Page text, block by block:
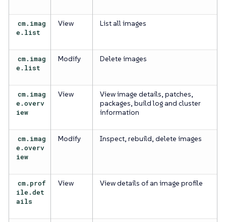
cm.imag
e.list
View List all images
cm.imag
e.list
Modify Delete images
cm.imag
e.overv
iew
View
View image details, patches,
packages, build log and cluster
information
cm.imag
e.overv
iew
Modify Inspect, rebuild, delete images
cm.prof
ile.det
ails
View View details of an image profile